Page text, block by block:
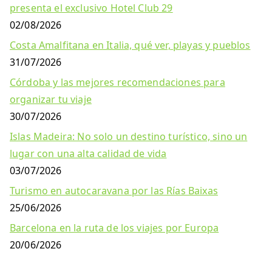
presenta el exclusivo Hotel Club 29
02/08/2026
Costa Amalfitana en Italia, qué ver, playas y pueblos
31/07/2026
Córdoba y las mejores recomendaciones para
organizar tu viaje
30/07/2026
Islas Madeira: No solo un destino turístico, sino un
lugar con una alta calidad de vida
03/07/2026
Turismo en autocaravana por las Rías Baixas
25/06/2026
Barcelona en la ruta de los viajes por Europa
20/06/2026